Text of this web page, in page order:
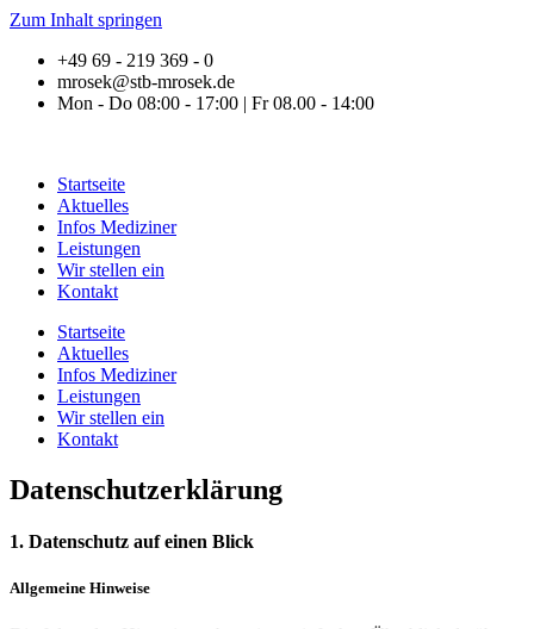
Zum Inhalt springen
+49 69 - 219 369 - 0
mrosek@stb-mrosek.de
Mon - Do 08:00 - 17:00 | Fr 08.00 - 14:00
Startseite
Aktuelles
Infos Mediziner
Leistungen
Wir stellen ein
Kontakt
Startseite
Aktuelles
Infos Mediziner
Leistungen
Wir stellen ein
Kontakt
Datenschutzerklärung
1. Datenschutz auf einen Blick
Allgemeine Hinweise